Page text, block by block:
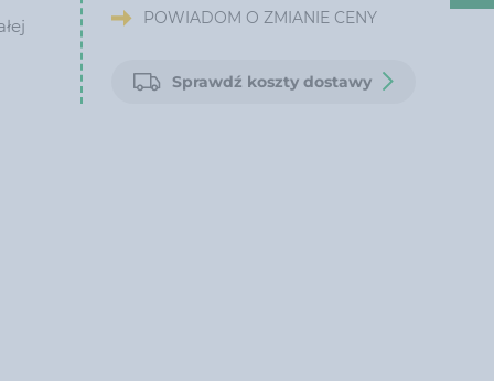
POWIADOM O ZMIANIE CENY
Sprawdź koszty dostawy